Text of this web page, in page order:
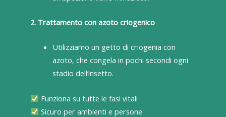
2. Trattamento con azoto criogenico
Utilizziamo un getto di criogenia con
azoto, che congela in pochi secondi ogni
stadio dell’insetto.
Funziona su tutte le fasi vitali
Sicuro per ambienti e persone